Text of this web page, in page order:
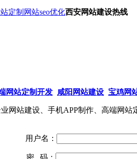
定制 网站seo优化西安网站建设热线
网站定制开发 咸阳网站建设 宝鸡网
网站建设、手机APP制作、高端网站
用户名：
密 码：